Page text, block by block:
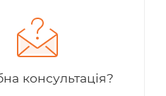
консультація?